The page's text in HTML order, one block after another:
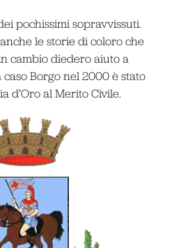
pochissimi sopravvissuti.
le storie di coloro che
cambio diedero aiuto a
Borgo nel 2000 è stato
d’Oro al Merito Civile.